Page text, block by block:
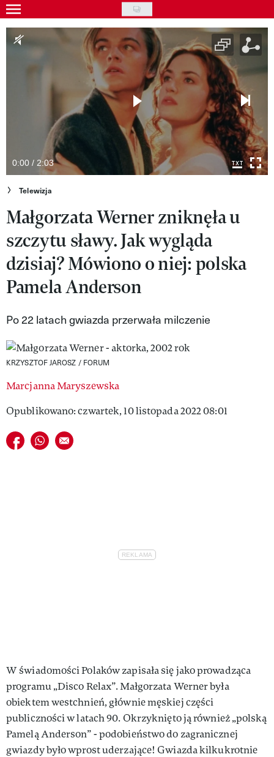
Skip
to
main
Gwiazdy
Kultura
Wideo
Nasze akcje
VIVA!ART
VIVA!MODA
VIVA!LIFESTYLE
VIVA!MAN
VIVA!PEOPLE POWER
VIVA!ITAKA
MAGAZYN VIVA!
0:00 / 2:03
Telewizja
Małgorzata Werner zniknęła u
szczytu sławy. Jak wygląda
dzisiaj? Mówiono o niej: polska
Pamela Anderson
Po 22 latach gwiazda przerwała milczenie
KRZYSZTOF JAROSZ / FORUM
Marcjanna Maryszewska
Opublikowano: czwartek, 10 listopada 2022 08:01
Udostępnij na facebook
Udostępnij na whatsapp
E-mail do przyjaciela
W świadomości Polaków zapisała się jako prowadząca
programu „Disco Relax”. Małgorzata Werner była
obiektem westchnień, głównie męskiej części
publiczności w latach 90. Okrzyknięto ją również „polską
Pamelą Anderson” - podobieństwo do zagranicznej
gwiazdy było wprost uderzające! Gwiazda kilkukrotnie